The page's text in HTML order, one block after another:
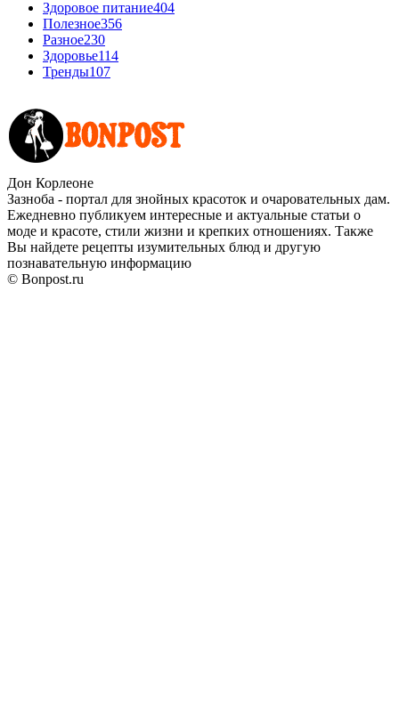
Здоровое питание404
Полезное356
Разное230
Здоровье114
Тренды107
Дон Корлеоне
Зазноба - портал для знойных красоток и очаровательных дам.
Ежедневно публикуем интересные и актуальные статьи о
моде и красоте, стили жизни и крепких отношениях. Также
Вы найдете рецепты изумительных блюд и другую
познавательную информацию
© Bonpost.ru